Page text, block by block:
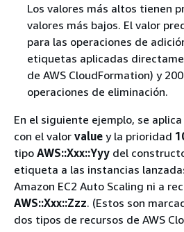
Los valores más altos tienen
valores más bajos. El valor
para las operaciones de
etiquetas aplicadas
de AWS CloudFormation) y
operaciones de eliminación.
En el siguiente ejemplo, se
con el valor value y la prioridad
tipo AWS::Xxx::Yyy del
etiqueta a las instancias
Amazon EC2 Auto Scaling ni a
AWS::Xxx::Zzz. (Estos son
dos tipos de recursos de AWS